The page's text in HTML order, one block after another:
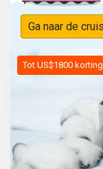
Ga naar de
Tot US$1800 korting